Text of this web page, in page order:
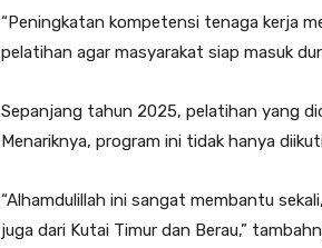
“Peningkatan kompetensi tenaga kerja
pelatihan agar masyarakat siap masuk
Sepanjang tahun 2025, pelatihan yang
Menariknya, program ini tidak hanya
“Alhamdulillah ini sangat membantu
juga dari Kutai Timur dan Berau,”